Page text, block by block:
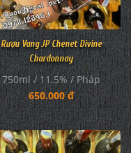
Rượu Vang JP Chenet Divine
Chardonnay
750ml / 11.5% / Pháp
650.000 đ